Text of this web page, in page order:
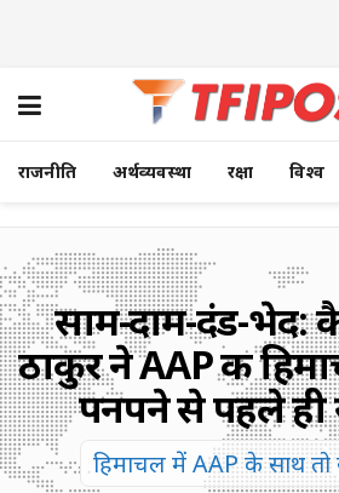
राजनीति अर्थव्यवस्था रक्षा विश्व
साम-दाम-दंड-भेद:
ठाकुर ने AAP की
पनपने से पहले ही
हिमाचल में AAP के साथ तो